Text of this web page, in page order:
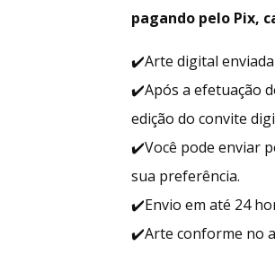
pagando pelo Pix,
✔️Arte digital
✔️Após a efetuação
edição do convite
✔️Você pode enviar
sua preferência.
✔️Envio em até 24
✔️Arte conforme no